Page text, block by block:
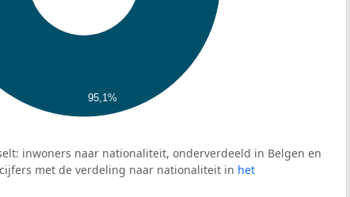
95,1%
inwoners naar nationaliteit, onderverdeeld in Belgen en
met de verdeling naar nationaliteit in het